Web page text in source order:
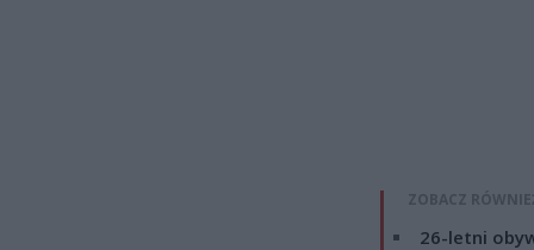
ZOBACZ
26-letni